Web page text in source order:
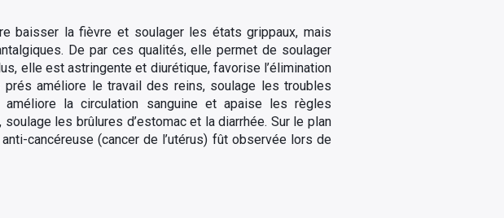
baisser la fièvre et soulager les états grippaux, mais
De par ces qualités, elle permet de soulager
elle est astringente et diurétique, favorise l’élimination
améliore le travail des reins, soulage les troubles
la circulation sanguine et apaise les règles
les brûlures d’estomac et la diarrhée. Sur le plan
cancéreuse (cancer de l’utérus) fût observée lors de